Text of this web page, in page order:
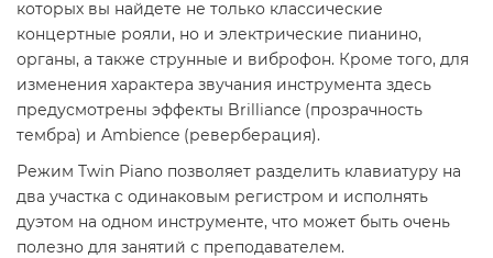
которых вы найдете не только классические
концертные рояли, но и электрические пианино,
органы, а также струнные и виброфон. Кроме того, для
изменения характера звучания инструмента здесь
предусмотрены эффекты Brilliance (прозрачность
тембра) и Ambience (реверберация).
Режим Twin Piano позволяет разделить клавиатуру на
два участка с одинаковым регистром и исполнять
дуэтом на одном инструменте, что может быть очень
полезно для занятий с преподавателем.